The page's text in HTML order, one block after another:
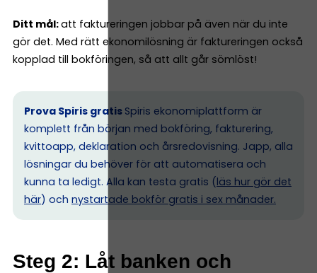
Ditt mål:att faktureringen jobbar på även när du inte
gör det. Med rätt ekonomilösning är faktureringen också
kopplad till bokföringen, så att allt går sömlöst!
Prova Spiris gratis Spiris ekonomiplattform är
komplett från början med bokföring, fakturering,
kvittoapp, deklaration och årsredovisning. Japp, alla
lösningar du behöver för att automatisera och
kunna ta ledigt. Alla kan testa gratis (läs hur gör det
här) och nystartade bokför gratis i sex månader.
Steg 2: Låt banken och